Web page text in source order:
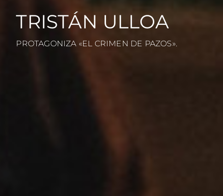
TRISTÁN ULLOA
PROTAGONIZA «EL CRIMEN DE PAZOS».